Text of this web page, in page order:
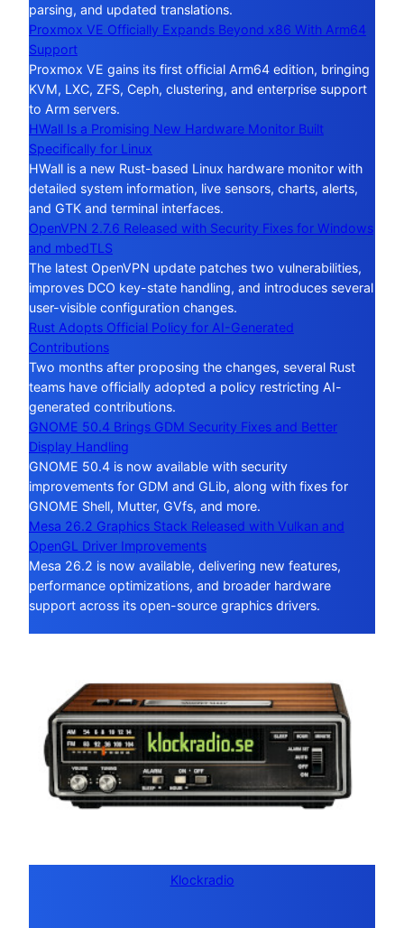
parsing, and updated translations.
Proxmox VE Officially Expands Beyond x86 With Arm64
Support
Proxmox VE gains its first official Arm64 edition, bringing
KVM, LXC, ZFS, Ceph, clustering, and enterprise support
to Arm servers.
HWall Is a Promising New Hardware Monitor Built
Specifically for Linux
HWall is a new Rust-based Linux hardware monitor with
detailed system information, live sensors, charts, alerts,
and GTK and terminal interfaces.
OpenVPN 2.7.6 Released with Security Fixes for Windows
and mbedTLS
The latest OpenVPN update patches two vulnerabilities,
improves DCO key-state handling, and introduces several
user-visible configuration changes.
Rust Adopts Official Policy for AI-Generated
Contributions
Two months after proposing the changes, several Rust
teams have officially adopted a policy restricting AI-
generated contributions.
GNOME 50.4 Brings GDM Security Fixes and Better
Display Handling
GNOME 50.4 is now available with security
improvements for GDM and GLib, along with fixes for
GNOME Shell, Mutter, GVfs, and more.
Mesa 26.2 Graphics Stack Released with Vulkan and
OpenGL Driver Improvements
Mesa 26.2 is now available, delivering new features,
performance optimizations, and broader hardware
support across its open-source graphics drivers.
Klockradio